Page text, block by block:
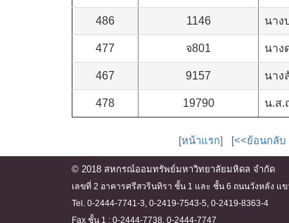
486 1146 นาง
477 จ801 นาง
467 9157 นาง
478 19790 น.ส
[หน้าแรก] [<<ย้อนกลับ
© 2018 สหกรณ์ออมทรัพย์มหาวิทยาลัยมหิดล จำกัด
เลขที่ 2 อาคารศรีสวรินทิรา ชั้น 1 และ ชั้น 6 ถนนวังหลัง แ
Tel. 0-2444-7741-3, 0-2419-7543-5, 0-2419-8363-4
Fax ชั้น 1 : 0-2444-7738, 0-2444-7747